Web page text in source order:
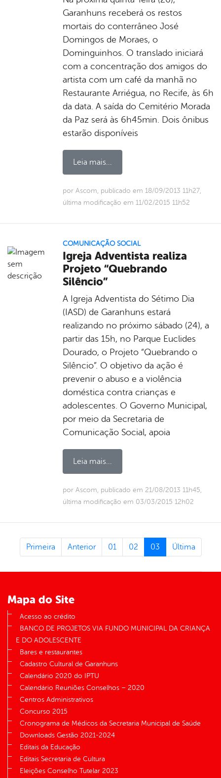
Garanhuns receberá os restos
mortais do conterrâneo José
Domingos de Moraes, o
Dominguinhos. O translado iniciará
com a concentração dos amigos do
artista com um café da manhã no
Restaurante Arriégua, no Recife, às 6h
da data. A saída do Cemitério Morada
da Paz será às 6h45min. Dois ônibus
estarão disponíveis
Leia mais...
por Ascom, publicado em 18/09/2013 11h27,
última modificação em 11/02/2015 11h52
COMUNICAÇÃO SOCIAL
Igreja Adventista realiza
Projeto “Quebrando
Silêncio”
A Igreja Adventista do Sétimo Dia
(IASD) de Garanhuns estará
realizando no próximo sábado (24), a
partir das 15h, no Parque Euclides
Dourado, o Projeto “Quebrando o
Silêncio”. O objetivo da ação é
prevenir o abuso e a violência
doméstica contra crianças e
adolescentes. O Governo Municipal,
por meio da Secretaria de
Comunicação Social, apoia
Leia mais...
por Ascom, publicado em 21/08/2013 11h45,
última modificação em 03/03/2015 12h02
Primeira Anterior 01 02 03 Última
Mapa do Site
Acesso ao crédito
BANCO DE PROJETOS VIA FUNDO MUNICIPAL DA CRIANÇA
E DO ADOLESCENTE
Bares e restaurantes
Cadastro Cultural de Garanhuns
Calendário 2020 do IPTU
Calendário Reuniões Conselhos – 2020
Centros Administrativos
Concurso 2015
Cronograma de Médicos da Secretaria Municipal de Saúde
Downloads Gestão 2021-2024
Editais da Educação
Editais Secretaria de Cultura
Eleições Conselho Tutelar 2023